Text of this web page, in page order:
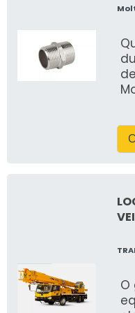
ITU
Etapas do
O processo de
de caçamba
caçamba é
a destinação
Duração do
uso
O